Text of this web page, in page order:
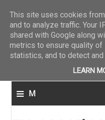
≡ M
This site uses cookies
and to analyze traffic. Your
shared with Google along
metrics to ensure quality of
statistics, and to detect
LEARN